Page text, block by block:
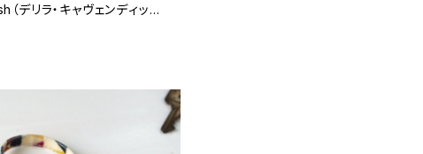
デリラ・キャヴェンディッシ